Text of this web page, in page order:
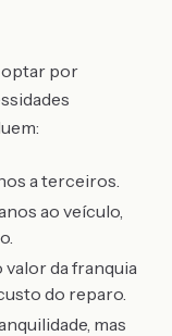
optar por
a terceiros.
ao veículo,
valor da franquia
do reparo.
mas